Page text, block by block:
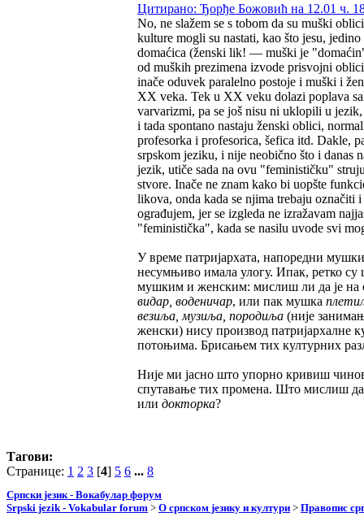
Цитирано: Ђорђе Божовић на 12.01 ч.
No, ne slažem se s tobom da su muški
kulture mogli su nastati, kao što jesu,
domaćica (ženski lik! — muški je
od muških prezimena izvode prisvojni
inače oduvek paralelno postoje i muški i
XX veka. Tek u XX veku dolazi poplava
varvarizmi, pa se još nisu ni uklopili u
i tada spontano nastaju ženski oblici,
profesorka i profesorica, šefica itd. Dakle,
srpskom jeziku, i nije neobično što i danas
jezik, utiče sada na ovu "feminističku"
stvore. Inače ne znam kako bi uopšte
likova, onda kada se njima trebaju označiti
ograđujem, jer se izgleda ne izražavam
"feministička", kada se nasilu uvode svi
У време патријархата, напоредни
несумњиво имала улогу. Ипак, ретко
мушким и женским: мислиш ли да је на
видар, воденичар, или пак мушка
везиља, музиља, породиља (није
женски) нису производ патријархалне
потоњима. Брисањем тих културних
Није ми јасно што упорно кривиш
спутавање тих промена. Што мислиш да
или докторка?
Тагови:
Странице: 1 2 3 [4] 5 6 ... 8
Српски језик - Вокабулар форум
Srpski jezik - Vokabular forum > О српском језику и култури > Правопис